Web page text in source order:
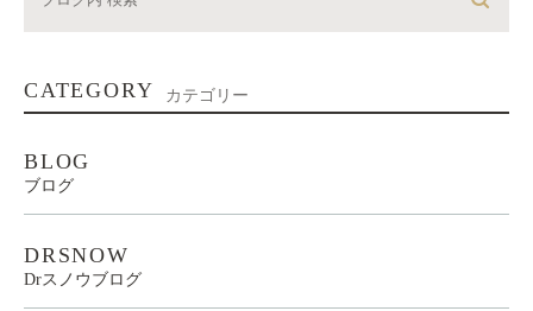
CATEGORY カテゴリー
BLOG
ブログ
DRSNOW
Drスノウブログ